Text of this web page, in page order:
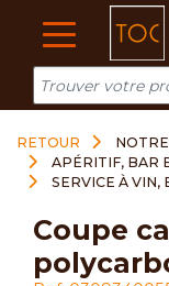
RETOUR
APÉRITIF, BAR
SERVICE À VIN,
coupe capsule
Cookies management